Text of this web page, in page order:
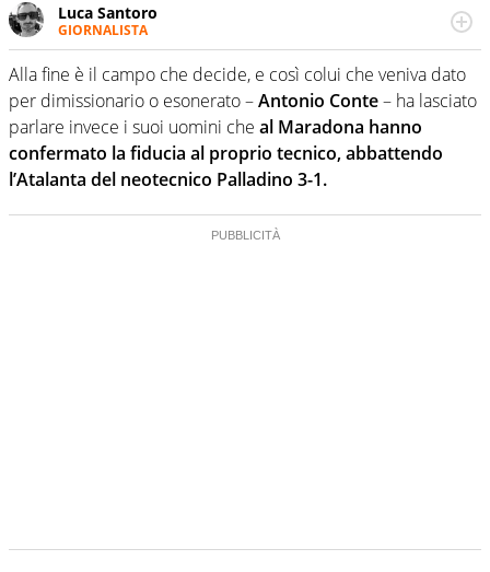
Luca Santoro
GIORNALISTA
Esperto di Motorsport ma, più in generale, appassionato
di tutto ciò che sia Sport, anche senza il Motor. Dà il
meglio di sé quando la strada fa largo alle due o alle
quattro ruote
Alla fine è il campo che decide, e così colui che veniva dato
per dimissionario o esonerato –Antonio Conte– ha lasciato
parlare invece i suoi uomini che al Maradona hanno
confermato la fiducia al proprio tecnico, abbattendo
l’Atalanta del neotecnico Palladino 3-1.